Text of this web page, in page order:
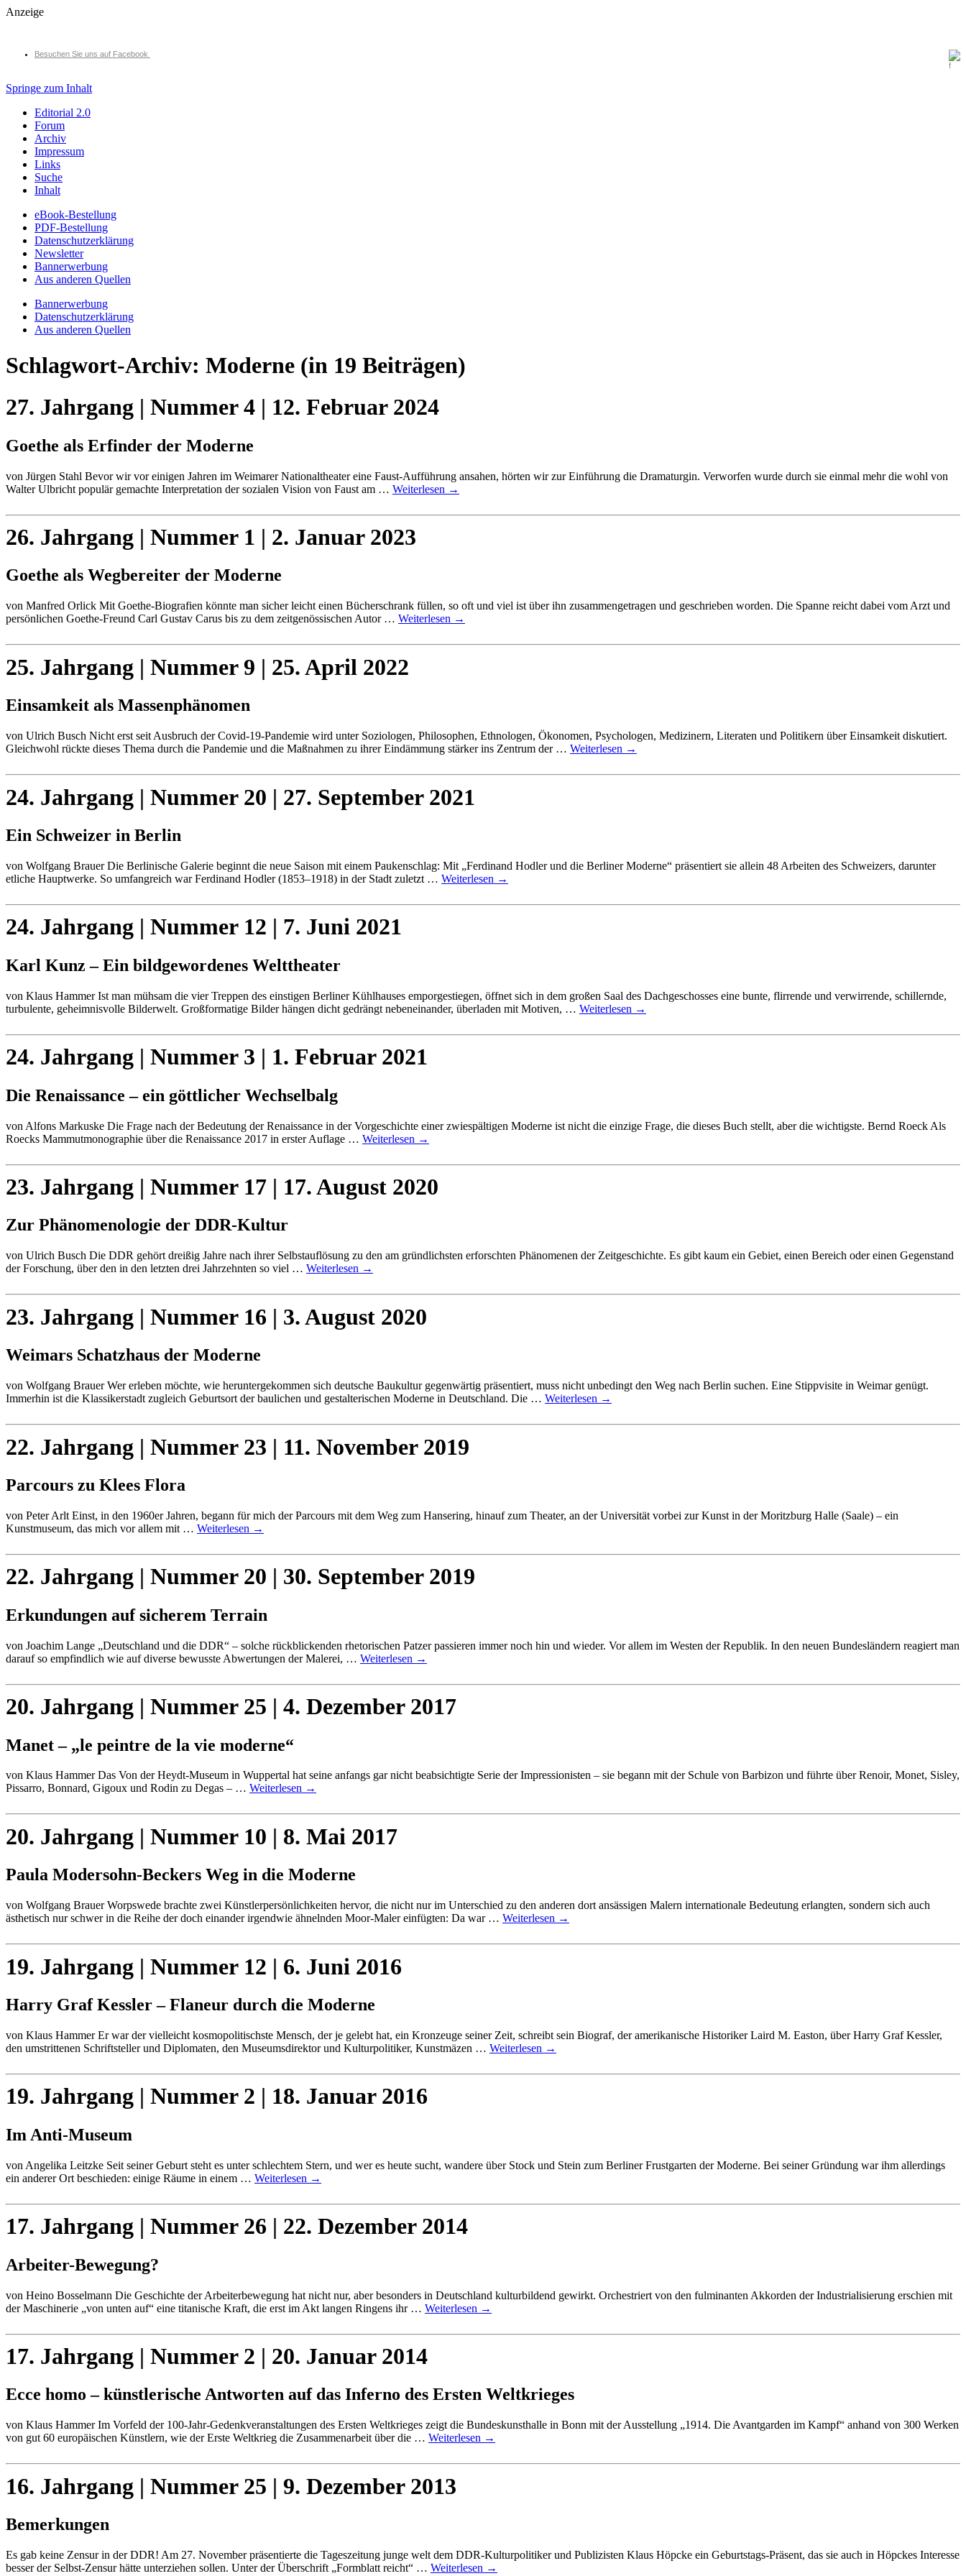
Anzeige
Besuchen Sie uns auf Facebook
Springe zum Inhalt
Editorial 2.0
Forum
Archiv
Impressum
Links
Suche
Inhalt
eBook-Bestellung
PDF-Bestellung
Datenschutzerklärung
Newsletter
Bannerwerbung
Aus anderen Quellen
Bannerwerbung
Datenschutzerklärung
Aus anderen Quellen
Schlagwort-Archiv: Moderne (in 19 Beiträgen)
27. Jahrgang | Nummer 4 | 12. Februar 2024
Goethe als Erfinder der Moderne
von Jürgen Stahl Bevor wir vor einigen Jahren im Weimarer Nationaltheater eine Faust-Aufführung ansahen, hörten wir zur Einführung die Dramaturgin. Verworfen wurde durch sie einmal mehr die wohl von
Walter Ulbricht populär gemachte Interpretation der sozialen Vision von Faust am … Weiterlesen →
26. Jahrgang | Nummer 1 | 2. Januar 2023
Goethe als Wegbereiter der Moderne
von Manfred Orlick Mit Goethe-Biografien könnte man sicher leicht einen Bücherschrank füllen, so oft und viel ist über ihn zusammengetragen und geschrieben worden. Die Spanne reicht dabei vom Arzt und
persönlichen Goethe-Freund Carl Gustav Carus bis zu dem zeitgenössischen Autor … Weiterlesen →
25. Jahrgang | Nummer 9 | 25. April 2022
Einsamkeit als Massenphänomen
von Ulrich Busch Nicht erst seit Ausbruch der Covid-19-Pandemie wird unter Soziologen, Philosophen, Ethnologen, Ökonomen, Psychologen, Medizinern, Literaten und Politikern über Einsamkeit diskutiert.
Gleichwohl rückte dieses Thema durch die Pandemie und die Maßnahmen zu ihrer Eindämmung stärker ins Zentrum der … Weiterlesen →
24. Jahrgang | Nummer 20 | 27. September 2021
Ein Schweizer in Berlin
von Wolfgang Brauer Die Berlinische Galerie beginnt die neue Saison mit einem Paukenschlag: Mit „Ferdinand Hodler und die Berliner Moderne“ präsentiert sie allein 48 Arbeiten des Schweizers, darunter
etliche Hauptwerke. So umfangreich war Ferdinand Hodler (1853–1918) in der Stadt zuletzt … Weiterlesen →
24. Jahrgang | Nummer 12 | 7. Juni 2021
Karl Kunz – Ein bildgewordenes Welttheater
von Klaus Hammer Ist man mühsam die vier Treppen des einstigen Berliner Kühlhauses emporgestiegen, öffnet sich in dem großen Saal des Dachgeschosses eine bunte, flirrende und verwirrende, schillernde,
turbulente, geheimnisvolle Bilderwelt. Großformatige Bilder hängen dicht gedrängt nebeneinander, überladen mit Motiven, … Weiterlesen →
24. Jahrgang | Nummer 3 | 1. Februar 2021
Die Renaissance – ein göttlicher Wechselbalg
von Alfons Markuske Die Frage nach der Bedeutung der Renaissance in der Vorgeschichte einer zwiespältigen Moderne ist nicht die einzige Frage, die dieses Buch stellt, aber die wichtigste. Bernd Roeck Als
Roecks Mammutmonographie über die Renaissance 2017 in erster Auflage … Weiterlesen →
23. Jahrgang | Nummer 17 | 17. August 2020
Zur Phänomenologie der DDR-Kultur
von Ulrich Busch Die DDR gehört dreißig Jahre nach ihrer Selbstauflösung zu den am gründlichsten erforschten Phänomenen der Zeitgeschichte. Es gibt kaum ein Gebiet, einen Bereich oder einen Gegenstand
der Forschung, über den in den letzten drei Jahrzehnten so viel … Weiterlesen →
23. Jahrgang | Nummer 16 | 3. August 2020
Weimars Schatzhaus der Moderne
von Wolfgang Brauer Wer erleben möchte, wie heruntergekommen sich deutsche Baukultur gegenwärtig präsentiert, muss nicht unbedingt den Weg nach Berlin suchen. Eine Stippvisite in Weimar genügt.
Immerhin ist die Klassikerstadt zugleich Geburtsort der baulichen und gestalterischen Moderne in Deutschland. Die … Weiterlesen →
22. Jahrgang | Nummer 23 | 11. November 2019
Parcours zu Klees Flora
von Peter Arlt Einst, in den 1960er Jahren, begann für mich der Parcours mit dem Weg zum Hansering, hinauf zum Theater, an der Universität vorbei zur Kunst in der Moritzburg Halle (Saale) – ein
Kunstmuseum, das mich vor allem mit … Weiterlesen →
22. Jahrgang | Nummer 20 | 30. September 2019
Erkundungen auf sicherem Terrain
von Joachim Lange „Deutschland und die DDR“ – solche rückblickenden rhetorischen Patzer passieren immer noch hin und wieder. Vor allem im Westen der Republik. In den neuen Bundesländern reagiert man
darauf so empfindlich wie auf diverse bewusste Abwertungen der Malerei, … Weiterlesen →
20. Jahrgang | Nummer 25 | 4. Dezember 2017
Manet – „le peintre de la vie moderne“
von Klaus Hammer Das Von der Heydt-Museum in Wuppertal hat seine anfangs gar nicht beabsichtigte Serie der Impressionisten – sie begann mit der Schule von Barbizon und führte über Renoir, Monet, Sisley,
Pissarro, Bonnard, Gigoux und Rodin zu Degas – … Weiterlesen →
20. Jahrgang | Nummer 10 | 8. Mai 2017
Paula Modersohn-Beckers Weg in die Moderne
von Wolfgang Brauer Worpswede brachte zwei Künstlerpersönlichkeiten hervor, die nicht nur im Unterschied zu den anderen dort ansässigen Malern internationale Bedeutung erlangten, sondern sich auch
ästhetisch nur schwer in die Reihe der doch einander irgendwie ähnelnden Moor-Maler einfügten: Da war … Weiterlesen →
19. Jahrgang | Nummer 12 | 6. Juni 2016
Harry Graf Kessler – Flaneur durch die Moderne
von Klaus Hammer Er war der vielleicht kosmopolitischste Mensch, der je gelebt hat, ein Kronzeuge seiner Zeit, schreibt sein Biograf, der amerikanische Historiker Laird M. Easton, über Harry Graf Kessler,
den umstrittenen Schriftsteller und Diplomaten, den Museumsdirektor und Kulturpolitiker, Kunstmäzen … Weiterlesen →
19. Jahrgang | Nummer 2 | 18. Januar 2016
Im Anti-Museum
von Angelika Leitzke Seit seiner Geburt steht es unter schlechtem Stern, und wer es heute sucht, wandere über Stock und Stein zum Berliner Frustgarten der Moderne. Bei seiner Gründung war ihm allerdings
ein anderer Ort beschieden: einige Räume in einem … Weiterlesen →
17. Jahrgang | Nummer 26 | 22. Dezember 2014
Arbeiter-Bewegung?
von Heino Bosselmann Die Geschichte der Arbeiterbewegung hat nicht nur, aber besonders in Deutschland kulturbildend gewirkt. Orchestriert von den fulminanten Akkorden der Industrialisierung erschien mit
der Maschinerie „von unten auf“ eine titanische Kraft, die erst im Akt langen Ringens ihr … Weiterlesen →
17. Jahrgang | Nummer 2 | 20. Januar 2014
Ecce homo – künstlerische Antworten auf das Inferno des Ersten Weltkrieges
von Klaus Hammer Im Vorfeld der 100-Jahr-Gedenkveranstaltungen des Ersten Weltkrieges zeigt die Bundeskunsthalle in Bonn mit der Ausstellung „1914. Die Avantgarden im Kampf“ anhand von 300 Werken
von gut 60 europäischen Künstlern, wie der Erste Weltkrieg die Zusammenarbeit über die … Weiterlesen →
16. Jahrgang | Nummer 25 | 9. Dezember 2013
Bemerkungen
Es gab keine Zensur in der DDR! Am 27. November präsentierte die Tageszeitung junge welt dem DDR-Kulturpolitiker und Publizisten Klaus Höpcke ein Geburtstags-Präsent, das sie auch in Höpckes Interesse
besser der Selbst-Zensur hätte unterziehen sollen. Unter der Überschrift „Formblatt reicht“ … Weiterlesen →